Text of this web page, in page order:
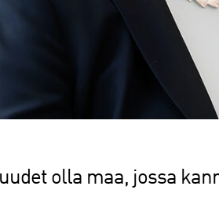
olla maa, jossa